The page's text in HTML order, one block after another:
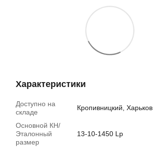
Характеристики
Доступно на
складе
Кропивницкий, Харьков
Основной КН/
Эталонный
размер
13-10-1450 Lp